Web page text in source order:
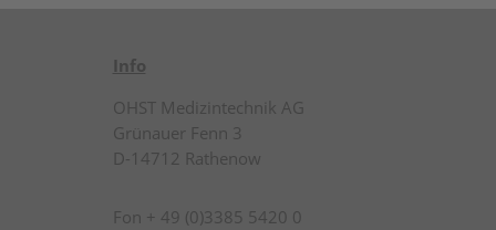
Info
OHST Medizintechnik AG
Grünauer Fenn 3
D-14712 Rathenow
Fon + 49 (0)3385 5420 0